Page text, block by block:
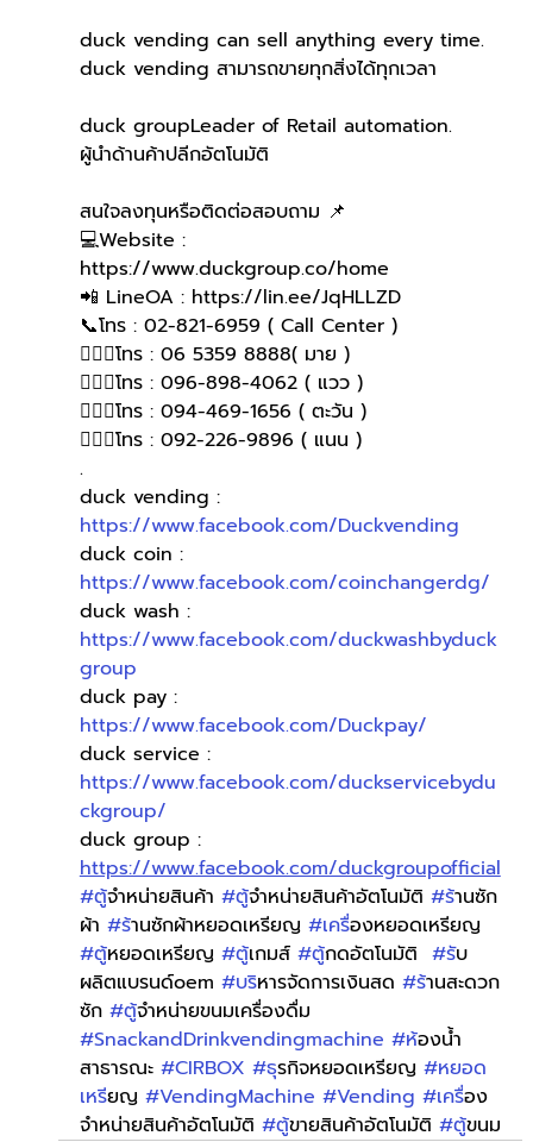
duck vending can sell anything every time.
duck vending สามารถขายทุกสิ่งได้ทุกเวลา
duck groupLeader of Retail automation.
ผู้นำด้านค้าปลีกอัตโนมัติ
สนใจลงทุนหรือติดต่อสอบถาม 📌
💻Website :
https://www.duckgroup.co/home
📲 LineOA : https://lin.ee/JqHLLZD
📞โทร : 02-821-6959 ( Call Center )
🙋🏻‍♀️โทร : 06 5359 8888( มาย )
🙋🏻‍♀โทร : 096-898-4062 ( แวว )
🙋🏻‍♀โทร : 094-469-1656 ( ตะวัน )
🙋🏻‍♀️โทร : 092-226-9896 ( แนน )
.
duck vending :
https://www.facebook.com/Duckvending
duck coin :
https://www.facebook.com/coinchangerdg/
duck wash :
https://www.facebook.com/duckwashbyduck
group
duck pay :
https://www.facebook.com/Duckpay/
duck service :
https://www.facebook.com/duckservicebydu
ckgroup/
duck group :
https://www.facebook.com/duckgroupofficial
#ตู้จำหน่ายสินค้า #ตู้จำหน่ายสินค้าอัตโนมัติ #ร้านซัก
ผ้า #ร้านซักผ้าหยอดเหรียญ #เครื่องหยอดเหรียญ
#ตู้หยอดเหรียญ #ตู้เกมส์ #ตู้กดอัตโนมัติ #รับ
ผลิตแบรนด์oem #บริหารจัดการเงินสด #ร้านสะดวก
ซัก #ตู้จำหน่ายขนมเครื่องดื่ม
#SnackandDrinkvendingmachine #ห้องน้ำ
สาธารณะ #CIRBOX #ธุรกิจหยอดเหรียญ #หยอด
เหรียญ #VendingMachine #Vending #เครื่อง
จำหน่ายสินค้าอัตโนมัติ #ตู้ขายสินค้าอัตโนมัติ #ตู้ขนม